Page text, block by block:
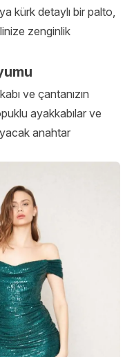
kürk detaylı bir palto,
zenginlik
ve çantanızın
ayakkabılar ve
anahtar